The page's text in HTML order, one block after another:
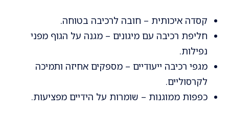
קסדה איכותית – חובה לרכיבה בטוחה.
חליפת רכיבה עם מיגונים – מגנה על הגוף מפני
נפילות.
מגפי רכיבה ייעודיים – מספקים אחיזה ותמיכה
לקרסוליים.
כפפות ממוגנות – שומרות על הידיים מפציעות.